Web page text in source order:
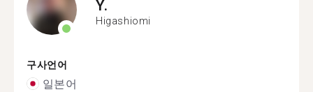
Y.
Higashiomi
구사언어
일본어